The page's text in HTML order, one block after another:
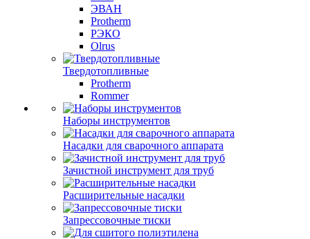
ЭВАН
Protherm
РЭКО
Olrus
Твердотопливные
Protherm
Rommer
Наборы инструментов
Насадки для сварочного аппарата
Зачистной инструмент для труб
Расширительные насадки
Запрессовочные тиски